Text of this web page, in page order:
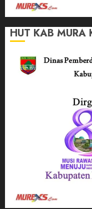
HUT KAB MURA